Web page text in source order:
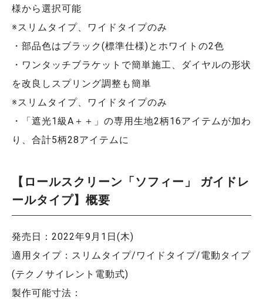
様から選択可能
※スリムタイプ、ワイドタイプのみ
・部品色はブラック(標準仕様)とホワイトの2色
・ワンタッチブラケットで簡単施工、ダイヤルの形状
を改良しスプリング調整も簡単
※スリムタイプ、ワイドタイプのみ
・「遮光1級A＋＋」の専用生地2柄16アイテムが加わ
り、合計5柄28アイテムに
【ロールスクリーン「ソフィー」 ガイドレ
ールタイプ】概要
発売日：2022年9月1日(木)
適用タイプ：スリムタイプ/ワイドタイプ/電動タイプ
(テクノサイレント電動式)
製作可能寸法：